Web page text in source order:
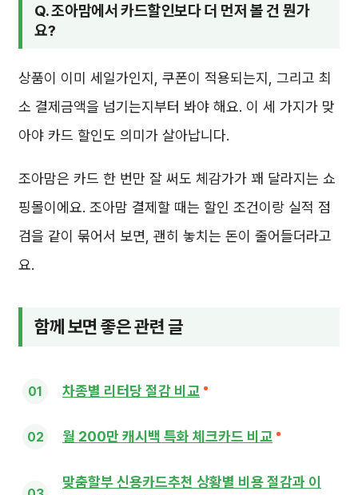
Q. 조아맘에서 카드할인보다 더 먼저 볼 건 뭔가
요?
상품이 이미 세일가인지, 쿠폰이 적용되는지, 그리고 최
소 결제금액을 넘기는지부터 봐야 해요. 이 세 가지가 맞
아야 카드 할인도 의미가 살아납니다.
조아맘은 카드 한 번만 잘 써도 체감가가 꽤 달라지는 쇼
핑몰이에요. 조아맘 결제할 때는 할인 조건이랑 실적 점
검을 같이 묶어서 보면, 괜히 놓치는 돈이 줄어들더라고
요.
함께 보면 좋은 관련 글
차종별 리터당 절감 비교
월 200만 캐시백 특화 체크카드 비교
맞춤할부 신용카드추천 상황별 비용 절감과 이